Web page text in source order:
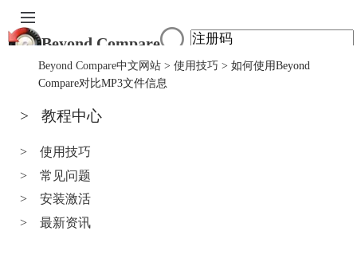
Beyond Compare
首页
服务中心
Beyond Compare中文网站> 使用技巧 > 如何使用Beyond
Compare对比MP3文件信息
> 教程中心
>
使用技巧
>
常见问题
>
安装激活
>
最新资讯